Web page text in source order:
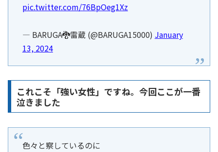
pic.twitter.com/76BpOeg1Xz
— BARUGA🐉雷蔵 (@BARUGA15000) January
13, 2024
これこそ「強い女性」ですね。今回ここが一番
泣きました
色々と察しているのに